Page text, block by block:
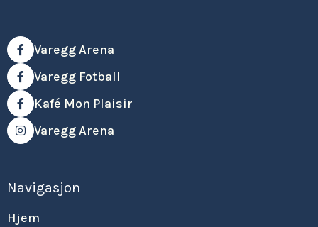
 Varegg Arena
 Varegg Fotball
 Kafé Mon Plaisir
 Varegg Arena
Navigasjon
Hjem